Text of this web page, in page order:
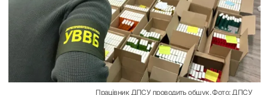
Працівник ДПСУ проводить обшук. Фото: ДПСУ